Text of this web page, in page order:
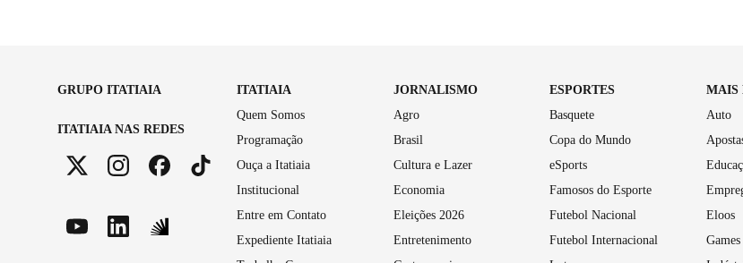
GRUPO ITATIAIA
ITATIAIA NAS REDES
ITATIAIA
Quem Somos
Programação
Ouça a Itatiaia
Institucional
Entre em Contato
Expediente Itatiaia
JORNALISMO
Agro
Brasil
Cultura e Lazer
Economia
Eleições 2026
Entretenimento
ESPORTES
Basquete
Copa do Mundo
eSports
Famosos do Esporte
Futebol Nacional
Futebol Internacional
MAIS
Auto
Eloos
Games